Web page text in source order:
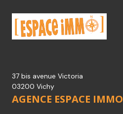
37 bis avenue Victoria
03200 Vichy
AGENCE ESPACE IMMO